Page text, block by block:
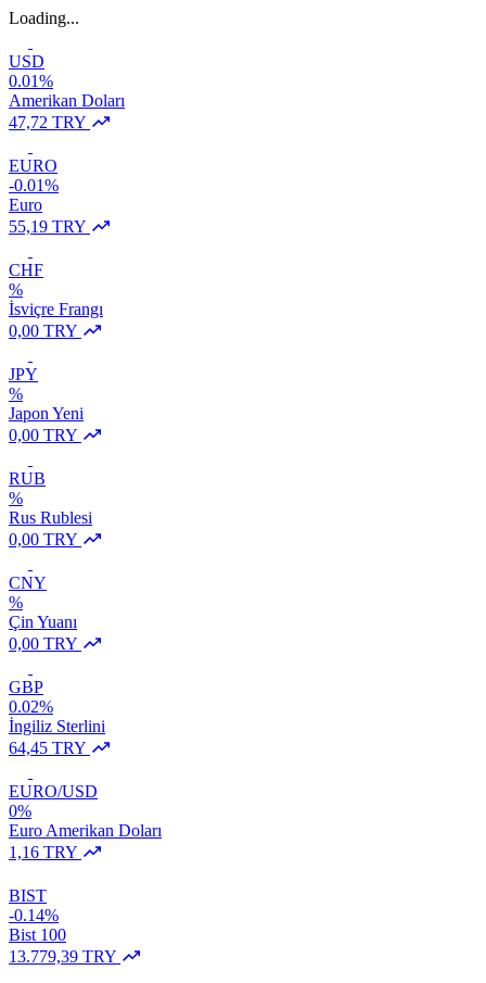
Loading...
USD
0.01%
Amerikan Doları
47,72 TRY
EURO
-0.01%
Euro
55,19 TRY
CHF
%
İsviçre Frangı
0,00 TRY
JPY
%
Japon Yeni
0,00 TRY
RUB
%
Rus Rublesi
0,00 TRY
CNY
%
Çin Yuanı
0,00 TRY
GBP
0.02%
İngiliz Sterlini
64,45 TRY
EURO/USD
0%
Euro Amerikan Doları
1,16 TRY
BIST
-0.14%
Bist 100
13.779,39 TRY